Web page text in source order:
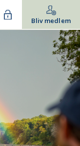
Bliv medlem